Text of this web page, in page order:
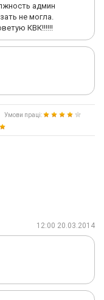
бросьте, лучшее
и вам нужно срочно
офис (который
админ
не могла.
КВК!!!!!!
Умови праці:
12:00 20.03.2014